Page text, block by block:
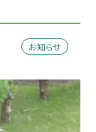
お知らせ